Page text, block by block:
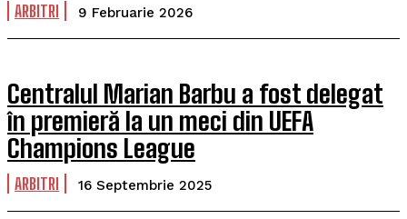
ARBITRI 9 Februarie 2026
Centralul Marian Barbu a fost delegat
în premieră la un meci din UEFA
Champions League
ARBITRI 16 Septembrie 2025